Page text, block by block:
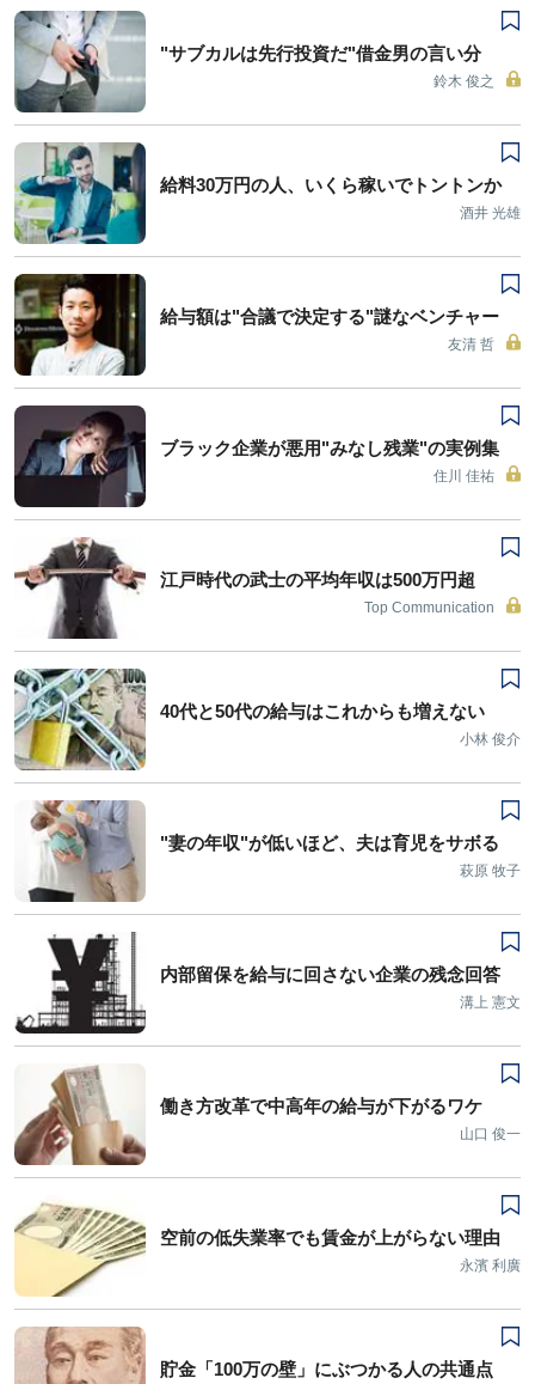
"サブカルは先行投資だ"借金男の言い分
鈴木 俊之
給料30万円の人、いくら稼いでトントンか
酒井 光雄
給与額は"合議で決定する"謎なベンチャー
友清 哲
ブラック企業が悪用"みなし残業"の実例集
住川 佳祐
江戸時代の武士の平均年収は500万円超
Top Communication
40代と50代の給与はこれからも増えない
小林 俊介
"妻の年収"が低いほど、夫は育児をサボる
萩原 牧子
内部留保を給与に回さない企業の残念回答
溝上 憲文
働き方改革で中高年の給与が下がるワケ
山口 俊一
空前の低失業率でも賃金が上がらない理由
永濱 利廣
貯金「100万の壁」にぶつかる人の共通点